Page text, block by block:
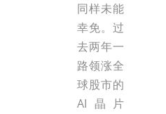
同样未能
幸免。过
去两年一
路领涨全
球股市的
AI晶片